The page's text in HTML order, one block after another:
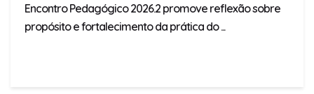
Encontro Pedagógico 2026.2 promove reflexão sobre
propósito e fortalecimento da prática do ...